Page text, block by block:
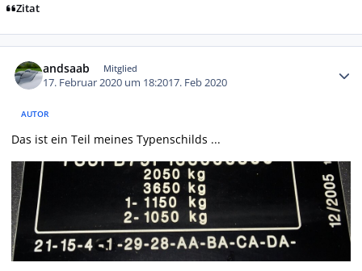
Zitat
andsaab Mitglied
17. Februar 2020 um 18:2017. Feb 2020
AUTOR
Das ist ein Teil meines Typenschilds ...